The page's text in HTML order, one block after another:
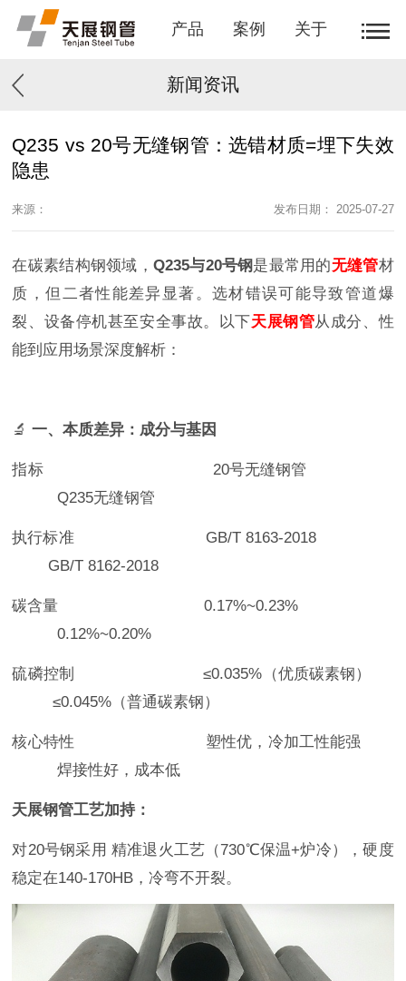
产品 案例 关于
新闻资讯
Q235 vs 20号无缝钢管：选错材质=埋下失效
隐患
来源： 发布日期： 2025-07-27
在碳素结构钢领域， Q235与20号钢是最常用的无缝管材
质，但二者性能差异显著。选材错误可能导致管道爆
裂、设备停机甚至安全事故。以下天展钢管从成分、性
能到应用场景深度解析：
🔬一、本质差异：成分与基因
指标 20号无缝钢管
Q235无缝钢管
执行标准 GB/T 8163-2018
GB/T 8162-2018
碳含量 0.17%~0.23%
0.12%~0.20%
硫磷控制 ≤0.035%（优质碳素钢）
≤0.045%（普通碳素钢）
核心特性 塑性优，冷加工性能强
焊接性好，成本低
天展钢管工艺加持：
对20号钢采用 精准退火工艺（730℃保温+炉冷），硬度
稳定在140-170HB，冷弯不开裂。